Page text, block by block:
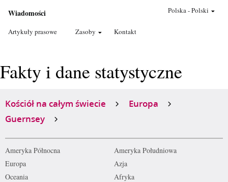
Wiadomości
Artykuły prasowe Zasoby Kontakt
Polska-Polski
Fakty i dane statystyczne
Kościół na całym świecie
Europa
Guernsey
Ameryka Północna
Ameryka Południowa
Europa
Azja
Oceania
Afryka